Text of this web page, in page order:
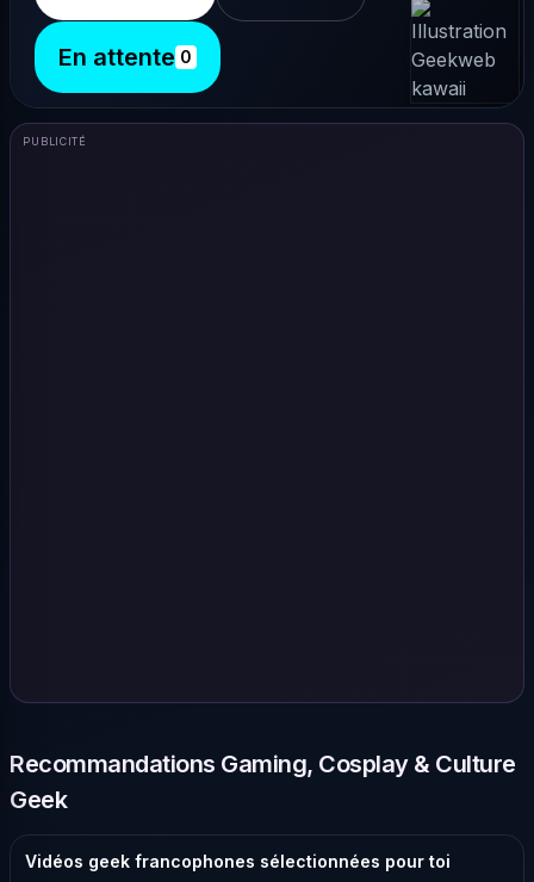
En attente 0
PUBLICITÉ
Recommandations Gaming, Cosplay & Culture
Geek
Vidéos geek francophones sélectionnées pour toi